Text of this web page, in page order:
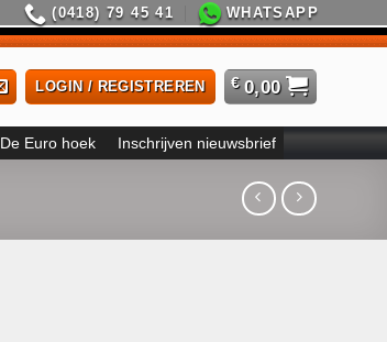
(0418) 79 45 41 WHATSAPP
LOGIN / REGISTREREN € 0,00
De Euro hoek Inschrijven nieuwsbrief